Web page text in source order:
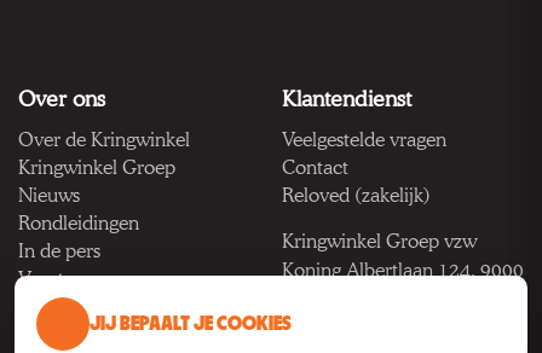
Over ons
Over de Kringwinkel
Kringwinkel Groep
Nieuws
Rondleidingen
In de pers
Vacatures
Klantendienst
Veelgestelde vragen
Contact
Reloved (zakelijk)
Kringwinkel Groep vzw
Koning Albertlaan 124, 9000
BTW BE 1033.922.208
JIJ BEPAALT JE COOKIES